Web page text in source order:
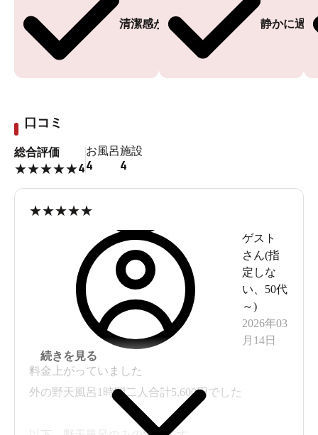
清潔感がある 静かに過
口コミ
総合評価
★★★★★4
お風呂
4
施設
4
★★★★★
ゲスト
さん(指
定しな
い
50代
～)
2026年03
月14日
料金上がっていました
外の野天風呂1時間二人合計5,600円でした
続きを見る